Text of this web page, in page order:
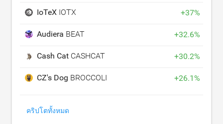
IoTeX IOTX +37%
Audiera BEAT +32.6%
Cash Cat CASHCAT +30.2%
CZ's Dog BROCCOLI +26.1%
คริปโตทั้งหมด